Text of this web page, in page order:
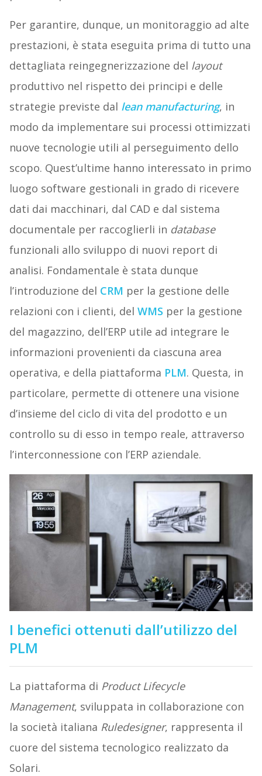
Per garantire, dunque, un monitoraggio ad alte
prestazioni, è stata eseguita prima di tutto una
dettagliata reingegnerizzazione del layout
produttivo nel rispetto dei principi e delle
strategie previste dal lean manufacturing, in
modo da implementare sui processi ottimizzati
nuove tecnologie utili al perseguimento dello
scopo. Quest’ultime hanno interessato in primo
luogo software gestionali in grado di ricevere
dati dai macchinari, dal CAD e dal sistema
documentale per raccoglierli in database
funzionali allo sviluppo di nuovi report di
analisi. Fondamentale è stata dunque
l’introduzione del CRM per la gestione delle
relazioni con i clienti, del WMS per la gestione
del magazzino, dell’ERP utile ad integrare le
informazioni provenienti da ciascuna area
operativa, e della piattaforma PLM. Questa, in
particolare, permette di ottenere una visione
d’insieme del ciclo di vita del prodotto e un
controllo su di esso in tempo reale, attraverso
l’interconnessione con l’ERP aziendale.
I benefici ottenuti dall’utilizzo del
PLM
La piattaforma di Product Lifecycle
Management, sviluppata in collaborazione con
la società italiana Ruledesigner, rappresenta il
cuore del sistema tecnologico realizzato da
Solari.